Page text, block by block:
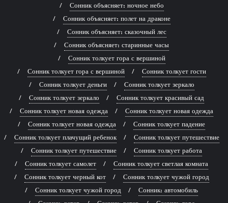
Сонник объясняет: ночное небо
Сонник объясняет: полет на драконе
Сонник объясняет: сказочный лес
Сонник объясняет: старинные часы
Сонник толкует гора с вершиной
Сонник толкует гора с вершиной
Сонник толкует гости
Сонник толкует деньги
Сонник толкует зеркало
Сонник толкует зеркало
Сонник толкует красивый сад
Сонник толкует новая одежда
Сонник толкует новая одежда
Сонник толкует новая одежда
Сонник толкует падение
Сонник толкует плачущий ребенок
Сонник толкует путешествие
Сонник толкует путешествие
Сонник толкует работа
Сонник толкует самолет
Сонник толкует светлая комната
Сонник толкует черный кот
Сонник толкует чужой город
Сонник толкует чужой город
Сонник: автомобиль